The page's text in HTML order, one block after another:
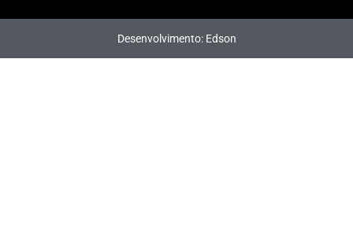
Desenvolvimento: Edson